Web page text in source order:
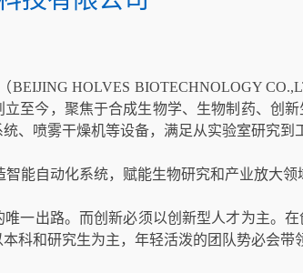
BEIJING HOLVES BIOTECHNOLOGY
立至今，聚焦于合成生物学、生物制药、创
、喷雾干燥机等设备，满足从实验室研究到
能自动化系统，赋能生物研究和产业放大领
一出路。而创新必须以创新型人才为主。
科和研究生为主，年轻活泼的团队势必会带